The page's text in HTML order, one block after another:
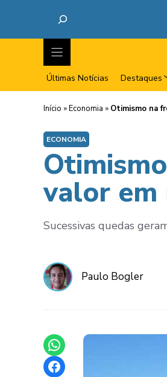
Últimas Notícias Destaques
Início »Economia » Otimismo na
ECONOMIA
valor em
Sucessivas quedas
Paulo Bogler
Share on WhatsApp
Share on Facebook